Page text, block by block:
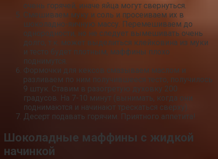
очень горячей, иначе яйца могут свернуться.
Смешиваем муку и соль и просеиваем их в
шоколадно-яичную массу. Перемешиваем до
однородности, но не следует вымешивать очень
долго, т.к. может выделиться клейковина из муки
и тесто будет плотным, маффины плохо
поднимутся.
Формочки для кексов смазываем маслом и
разливаем по ним получившееся тесто, получилось
9 штук. Ставим в разогретую духовку 200
градусов. На 7-10 минут (вынимать, когда они
поднимаются и начинают трескаться сверху).
Десерт подавать горячим. Приятного аппетита!
Шоколадные маффины с жидкой
начинкой